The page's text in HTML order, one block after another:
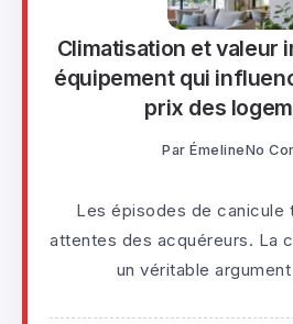
Climatisation et valeur
équipement qui
prix des
Par ÉmelineNo
Les épisodes de canicule
attentes des acquéreurs. La
un véritable